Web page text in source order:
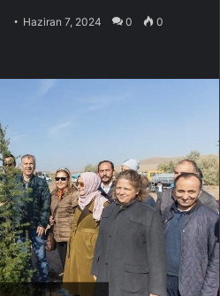
Haziran 7, 2024 0 0